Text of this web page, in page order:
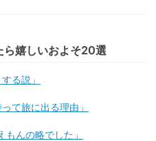
ら嬉しいおよそ20選
る説」
て旅に出る理由」
んの略でした」